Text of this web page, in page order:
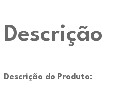
Descrição
Descrição do Produto: